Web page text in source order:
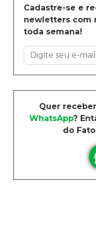
Cadastre-se e
newletters com
toda semana!
Quer
WhatsApp?
do